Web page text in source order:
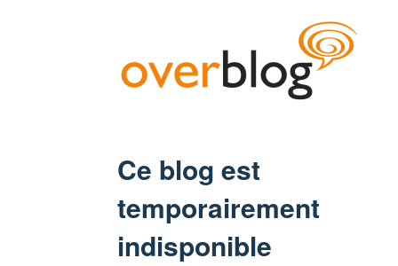
Ce blog est
temporairement
indisponible